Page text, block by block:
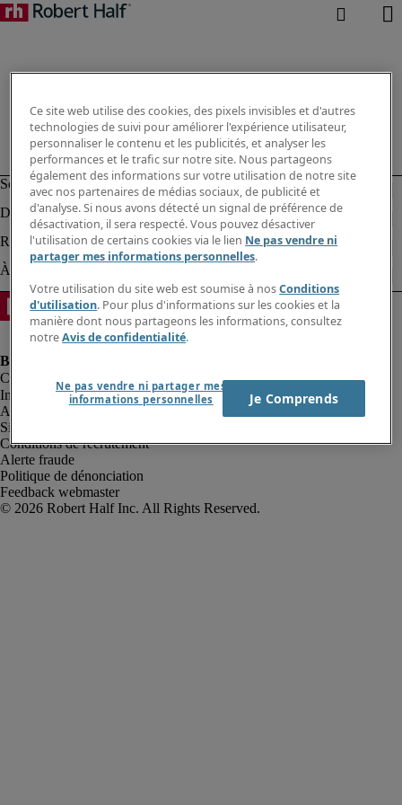
Informations sur la société
Avis de confidentialité
Site web et cookies
Conditions de recrutement
Alerte fraude
Politique de dénonciation
Feedback webmaster
Ce site web utilise des cookies, des pixels invisibles et d'autres
technologies de suivi pour améliorer l'expérience utilisateur,
personnaliser le contenu et les publicités, et analyser les
performances et le trafic sur notre site. Nous partageons
également des informations sur votre utilisation de notre site
avec nos partenaires de médias sociaux, de publicité et
d'analyse. Si nous avons détecté un signal de préférence de
désactivation, il sera respecté. Vous pouvez désactiver
l'utilisation de certains cookies via le lien Ne pas vendre ni
partager mes informations personnelles.
Votre utilisation du site web est soumise à nosConditions
d'utilisation. Pour plus d'informations sur les cookies et la
manière dont nous partageons les informations, consultez
notreAvis de confidentialité.
Ne pas vendre ni partager mes
informations personnelles
Je Comprends